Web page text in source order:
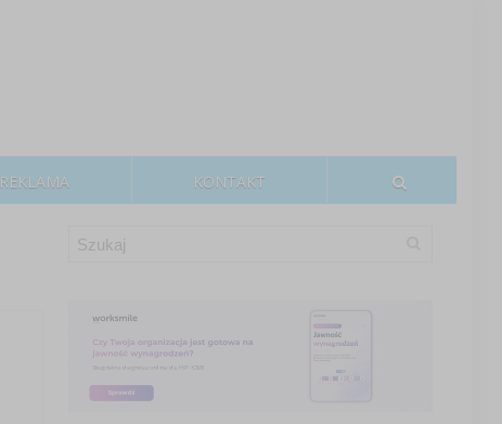
REKLAMA KONTAKT